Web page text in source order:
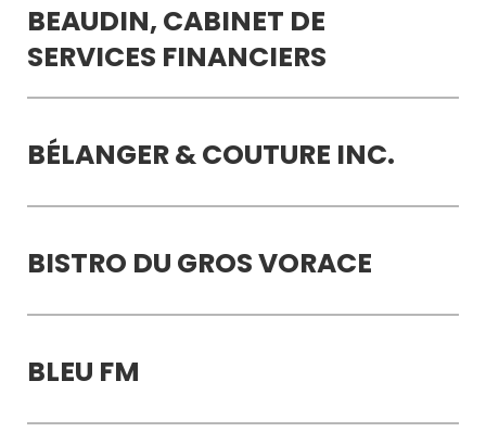
BEAUDIN, CABINET DE
SERVICES FINANCIERS
BÉLANGER & COUTURE INC.
BISTRO DU GROS VORACE
BLEU FM